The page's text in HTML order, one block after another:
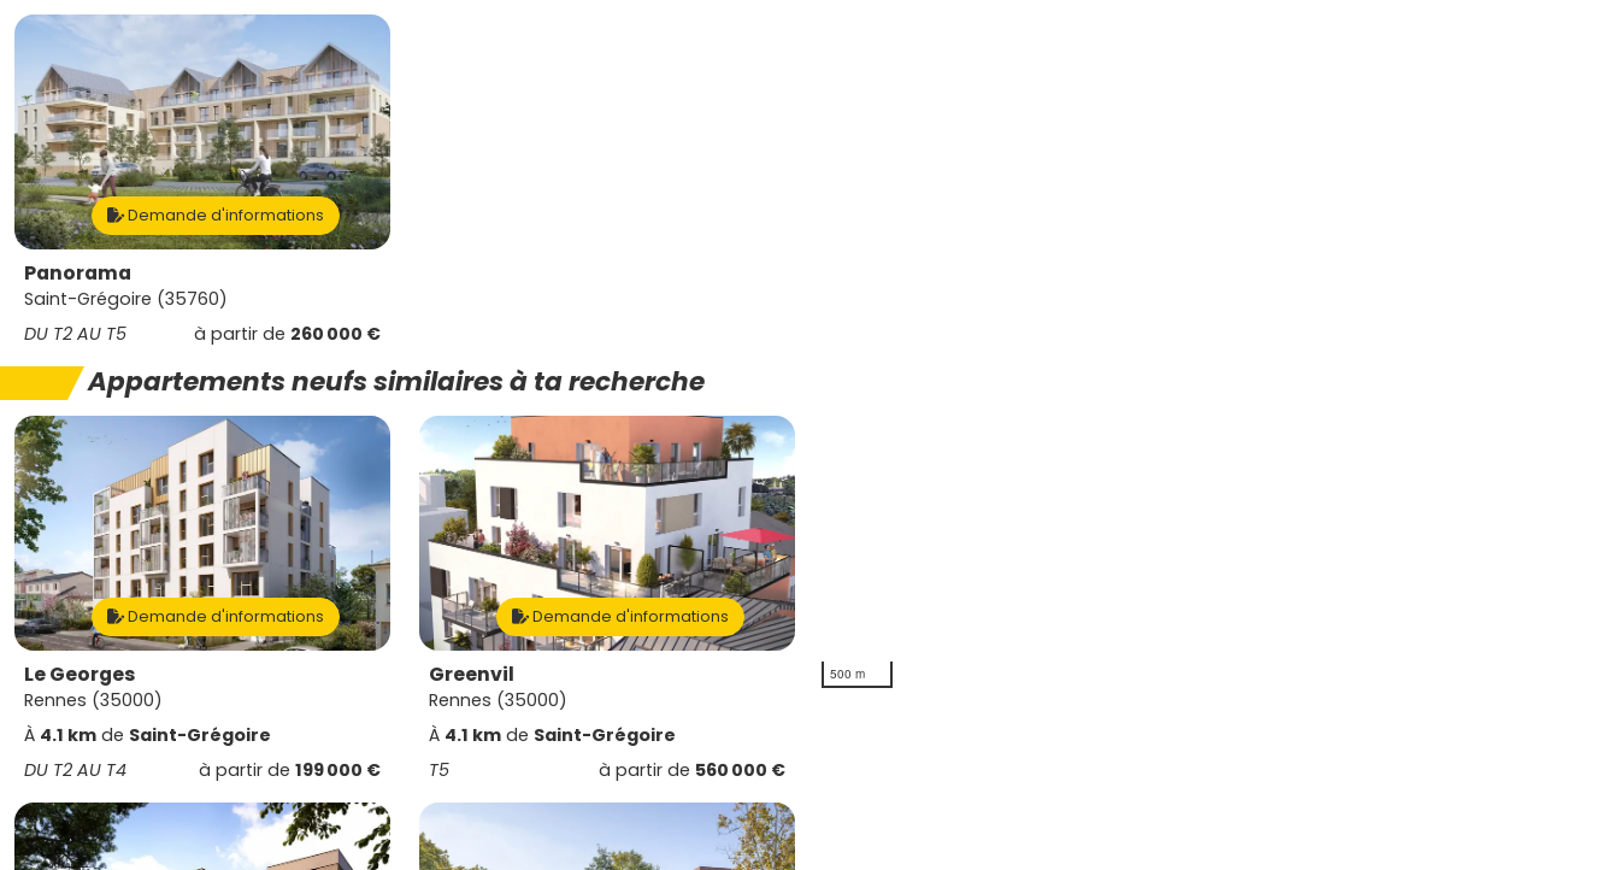
Demande d'informations
Panorama
Saint-Grégoire (35760)
DU T2 AU T5
à partir de 260 000 €
Appartements neufs similaires à ta recherche
Demande d'informations
Le Georges
Rennes (35000)
À 4.1 km de Saint-Grégoire
DU T2 AU T4
à partir de 199 000 €
Demande d'informations
Greenvil
Rennes (35000)
À 4.1 km de Saint-Grégoire
T5
à partir de 560 000 €
500 m